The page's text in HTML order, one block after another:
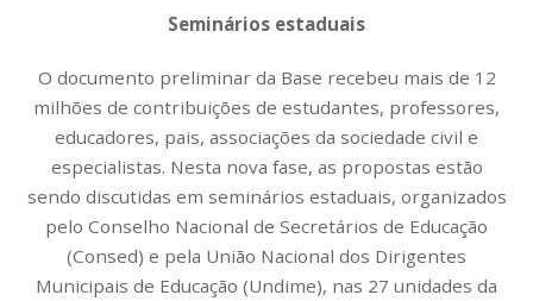
Seminários estaduais
O documento preliminar da Base recebeu mais de 12
milhões de contribuições de estudantes, professores,
educadores, pais, associações da sociedade civil e
especialistas. Nesta nova fase, as propostas estão
sendo discutidas em seminários estaduais, organizados
pelo Conselho Nacional de Secretários de Educação
(Consed) e pela União Nacional dos Dirigentes
Municipais de Educação (Undime), nas 27 unidades da